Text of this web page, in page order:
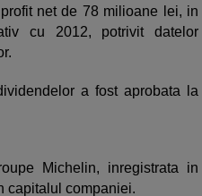
net de 78 milioane lei, in
cu 2012, potrivit datelor
a fost aprobata la
Michelin, inregistrata in
capitalul companiei.